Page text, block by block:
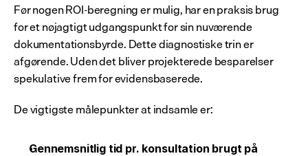
Før nogen ROI-beregning er mulig, har en praksis brug
for et nøjagtigt udgangspunkt for sin nuværende
dokumentationsbyrde. Dette diagnostiske trin er
afgørende. Uden det bliver projekterede besparelser
spekulative frem for evidensbaserede.
De vigtigste målepunkter at indsamle er:
Gennemsnitlig tid pr. konsultation brugt på